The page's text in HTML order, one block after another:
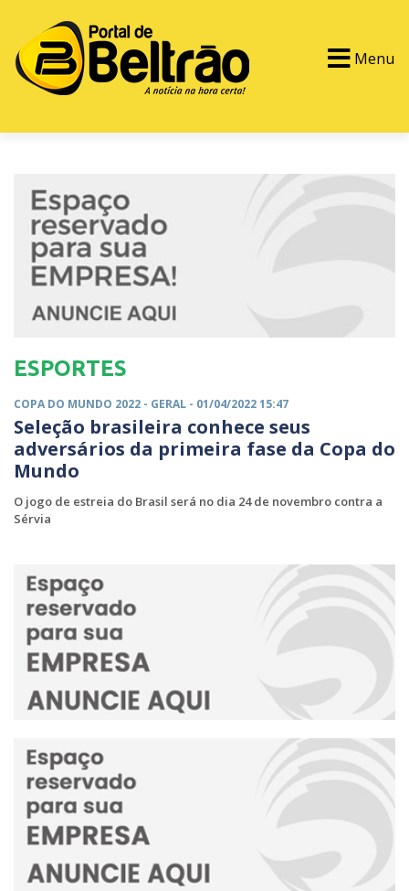
Menu
ESPORTES
COPA DO MUNDO 2022 - GERAL - 01/04/2022 15:47
Seleção brasileira conhece seus
adversários da primeira fase da Copa do
Mundo
O jogo de estreia do Brasil será no dia 24 de novembro contra a
Sérvia